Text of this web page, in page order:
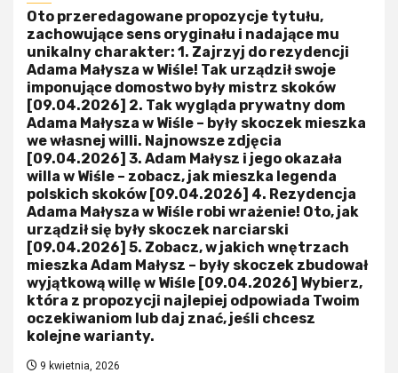
Oto przeredagowane propozycje tytułu,
zachowujące sens oryginału i nadające mu
unikalny charakter: 1. Zajrzyj do rezydencji
Adama Małysza w Wiśle! Tak urządził swoje
imponujące domostwo były mistrz skoków
[09.04.2026] 2. Tak wygląda prywatny dom
Adama Małysza w Wiśle – były skoczek mieszka
we własnej willi. Najnowsze zdjęcia
[09.04.2026] 3. Adam Małysz i jego okazała
willa w Wiśle – zobacz, jak mieszka legenda
polskich skoków [09.04.2026] 4. Rezydencja
Adama Małysza w Wiśle robi wrażenie! Oto, jak
urządził się były skoczek narciarski
[09.04.2026] 5. Zobacz, w jakich wnętrzach
mieszka Adam Małysz – były skoczek zbudował
wyjątkową willę w Wiśle [09.04.2026] Wybierz,
która z propozycji najlepiej odpowiada Twoim
oczekiwaniom lub daj znać, jeśli chcesz
kolejne warianty.
9 kwietnia, 2026